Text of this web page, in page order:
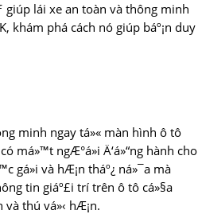
giúp lái xe an toàn và thông minh
khám phá cách nó giúp báº¡n duy
minh ngay tá»« màn hình ô tô
má»™t ngÆ°á»i Ä‘á»“ng hành cho
gá»i và hÆ¡n tháº¿ ná»¯a mà
tin giáº£i trí trên ô tô cá»§a
và thú vá»‹ hÆ¡n.